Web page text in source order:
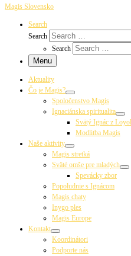
Magis Slovensko
Search
Search
Search
Menu
Aktuality
Čo je Magis?
Spoločenstvo Magis
Ignaciánska spiritualita
Svätý Ignác z
Modlitba Magis
Naše aktivity
Magis stretká
Sväté omše pre mladých
Spevácky zbor
Popoludnie s Ignácom
Magis chaty
Inygo ples
Magis Europe
Kontakt
Koordinátori
Podporte nás